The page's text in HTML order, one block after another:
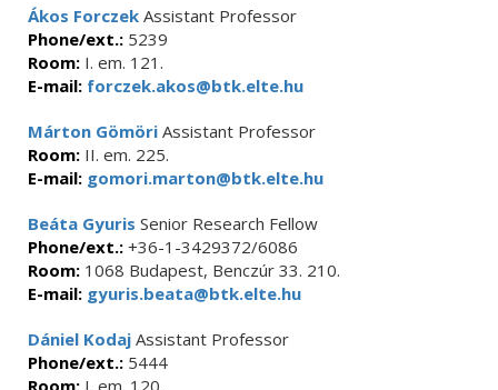
Ákos Forczek Assistant Professor
Phone/ext.: 5239
Room: I. em. 121.
E-mail: forczek.akos@btk.elte.hu
Márton Gömöri Assistant Professor
Room: II. em. 225.
E-mail: gomori.marton@btk.elte.hu
Beáta Gyuris Senior Research Fellow
Phone/ext.: +36-1-3429372/6086
Room: 1068 Budapest, Benczúr 33. 210.
E-mail: gyuris.beata@btk.elte.hu
Dániel Kodaj Assistant Professor
Phone/ext.: 5444
Room: I. em. 120.